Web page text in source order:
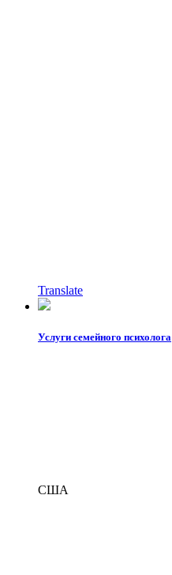
Translate
Услуги семейного психолога
США